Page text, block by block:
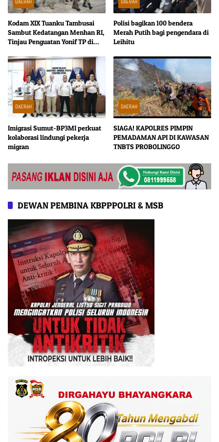
DAERAH
Kodam XIX Tuanku Tambusai
Sambut Kedatangan Menhan RI,
Tinjau Penguatan Yonif TP di
DAERAH
Polisi bagikan 100 bendera
Merah Putih bagi pengendara di
Leihitu
DAERAH
Imigrasi Sumut-BP3MI perkuat
kolaborasi lindungi pekerja
migran
DAERAH
SIAGA! KAPOLRES PIMPIN
PEMADAMAN API DI KAWASAN
TNBTS PROBOLINGGO
DEWAN PEMBINA KBPPPOLRI & MSB